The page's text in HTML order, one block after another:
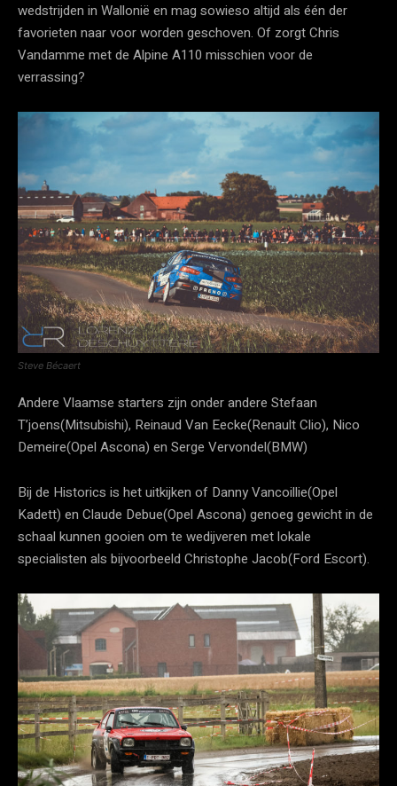
wedstrijden in Wallonië en mag sowieso altijd als één der
favorieten naar voor worden geschoven. Of zorgt Chris
Vandamme met de Alpine A110 misschien voor de
verrassing?
Steve Bécaert
Andere Vlaamse starters zijn onder andere Stefaan
T’joens(Mitsubishi), Reinaud Van Eecke(Renault Clio), Nico
Demeire(Opel Ascona) en Serge Vervondel(BMW)
Bij de Historics is het uitkijken of Danny Vancoillie(Opel
Kadett) en Claude Debue(Opel Ascona) genoeg gewicht in de
schaal kunnen gooien om te wedijveren met lokale
specialisten als bijvoorbeeld Christophe Jacob(Ford Escort).